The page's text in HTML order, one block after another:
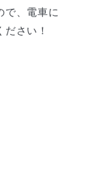
で、電車に
さい！